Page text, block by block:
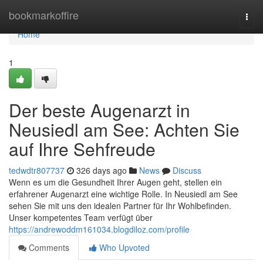
bookmarkoffire
Home
Home
1
Der beste Augenarzt in
Neusiedl am See: Achten Sie
auf Ihre Sehfreude
tedwdtr807737 326 days ago News
Discuss
Wenn es um die Gesundheit Ihrer Augen geht, stellen ein
erfahrener Augenarzt eine wichtige Rolle. In Neusiedl am See
sehen Sie mit uns den idealen Partner für Ihr Wohlbefinden.
Unser kompetentes Team verfügt über
https://andrewoddm161034.blogdiloz.com/profile
Comments
Who Upvoted